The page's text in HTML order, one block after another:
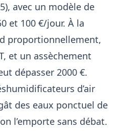
avec un modèle de
et 100 €/jour. À la
proportionnellement,
et un assèchement
dépasser 2000 €.
d’air
des eaux ponctuel de
l’emporte sans débat.